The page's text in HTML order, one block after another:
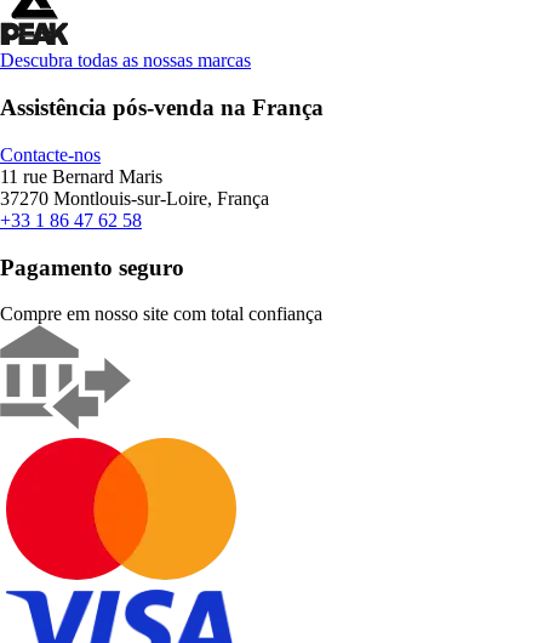
Descubra todas as nossas marcas
Assistência pós-venda na França
Contacte-nos
11 rue Bernard Maris
37270 Montlouis-sur-Loire, França
+33 1 86 47 62 58
Pagamento seguro
Compre em nosso site com total confiança